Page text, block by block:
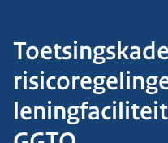
leningfaciliteit